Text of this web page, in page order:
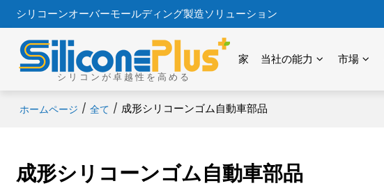
シリコーンオーバーモールディング製造ソリューション
シリコンが卓越性を高める
家 当社の能力 市場
ホームページ / 全て / 成形シリコーンゴム自動車部品
成形シリコーンゴム自動車部品